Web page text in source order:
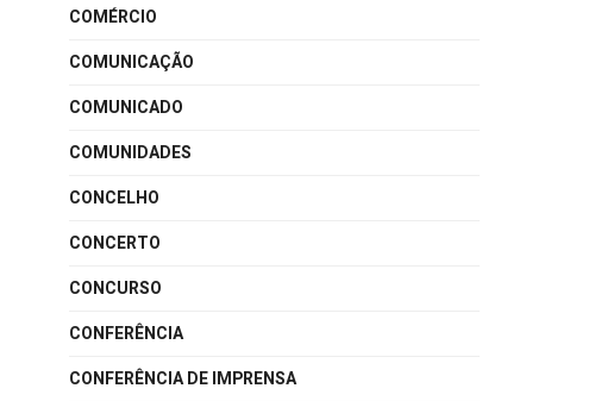
COMÉRCIO
COMUNICAÇÃO
COMUNICADO
COMUNIDADES
CONCELHO
CONCERTO
CONCURSO
CONFERÊNCIA
CONFERÊNCIA DE IMPRENSA